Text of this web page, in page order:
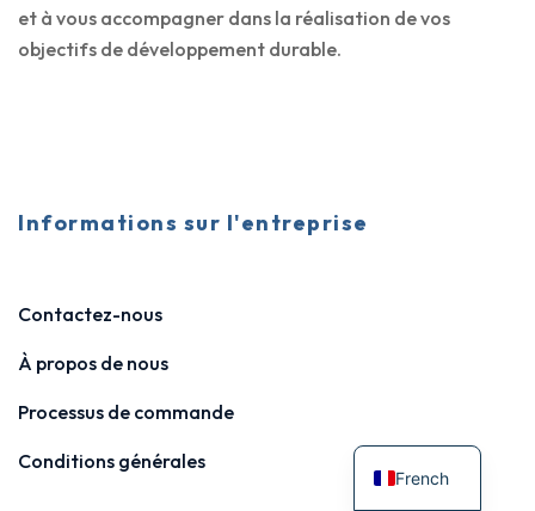
et à vous accompagner dans la réalisation de vos
objectifs de développement durable.
Informations sur l'entreprise
Contactez-nous
À propos de nous
Processus de commande
Conditions générales
French